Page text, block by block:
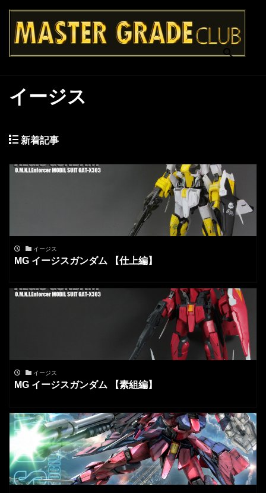
イージス
新着記事
イージス
MG イージスガンダム 【仕上編】
イージス
MG イージスガンダム 【素組編】